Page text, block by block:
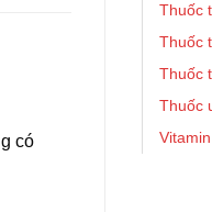
Thuốc
Thuốc
Thuốc
Thuốc
có